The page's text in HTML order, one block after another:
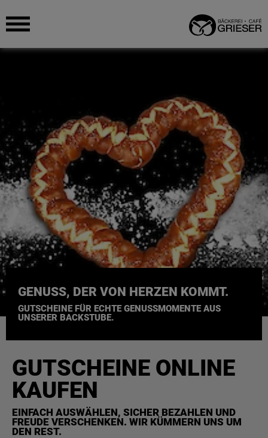
GENUSS, DER VON HERZEN KOMMT.
GUTSCHEINE FÜR ECHTE GENUSSMOMENTE AUS
UNSERER BACKSTUBE.
GUTSCHEINE ONLINE
KAUFEN
EINFACH AUSWÄHLEN, SICHER BEZAHLEN UND
FREUDE VERSCHENKEN. WIR KÜMMERN UNS UM
DEN REST.